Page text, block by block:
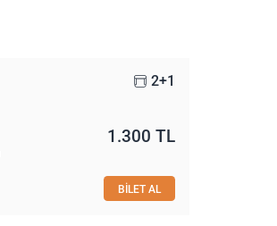
2+1
1.300 TL
BİLET AL